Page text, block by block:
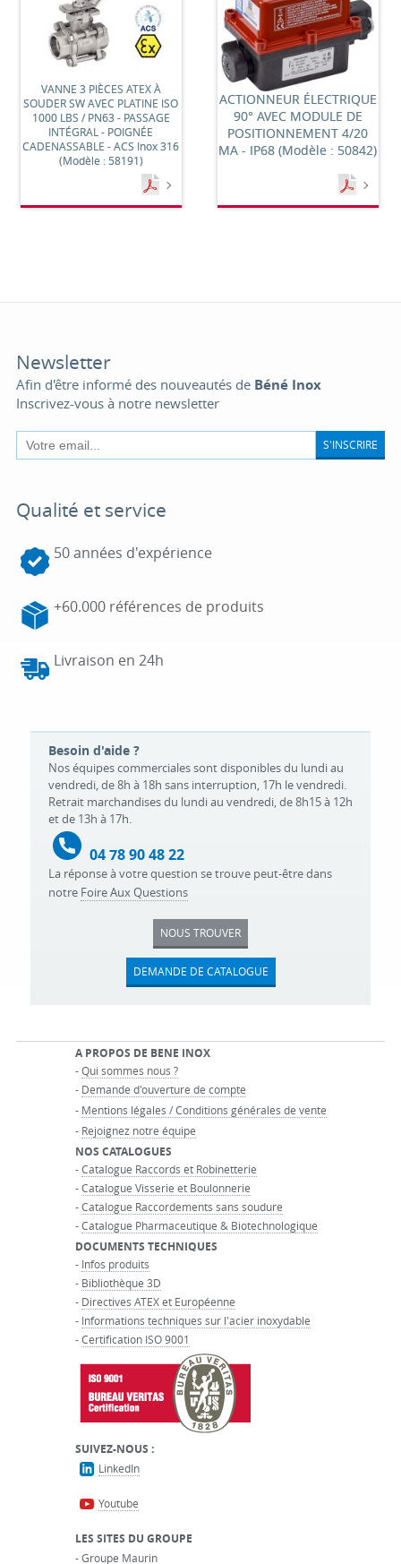
VANNE 3 PIÈCES ATEX À
SOUDER SW AVEC PLATINE ISO
1000 LBS / PN63 - PASSAGE
INTÉGRAL - POIGNÉE
CADENASSABLE - ACS Inox 316
(Modèle : 58191)
ACTIONNEUR ÉLECTRIQUE
90° AVEC MODULE DE
POSITIONNEMENT 4/20
MA - IP68 (Modèle : 50842)
Newsletter
Afin d'être informé des nouveautés de Béné Inox
Inscrivez-vous à notre newsletter
S'INSCRIRE
Qualité et service
50 années d'expérience
+60.000 références de produits
Livraison en 24h
Besoin d'aide ?
Nos équipes commerciales sont disponibles du lundi au
vendredi, de 8h à 18h sans interruption, 17h le vendredi.
Retrait marchandises du lundi au vendredi, de 8h15 à 12h
et de 13h à 17h.
04 78 90 48 22
La réponse à votre question se trouve peut-être dans
notre Foire Aux Questions
NOUS TROUVER
DEMANDE DE CATALOGUE
A PROPOS DE BENE INOX
-Qui sommes nous ?
- Demande d'ouverture de compte
- Mentions légales / Conditions générales de vente
- Rejoignez notre équipe
NOS CATALOGUES
-Catalogue Raccords et Robinetterie
-Catalogue Visserie et Boulonnerie
-Catalogue Raccordements sans soudure
-Catalogue Pharmaceutique & Biotechnologique
DOCUMENTS TECHNIQUES
- Infos produits
- Bibliothèque 3D
- Directives ATEX et Européenne
- Informations techniques sur l'acier inoxydable
-Certification ISO 9001
SUIVEZ-NOUS :
LinkedIn
Youtube
LES SITES DU GROUPE
-Groupe Maurin